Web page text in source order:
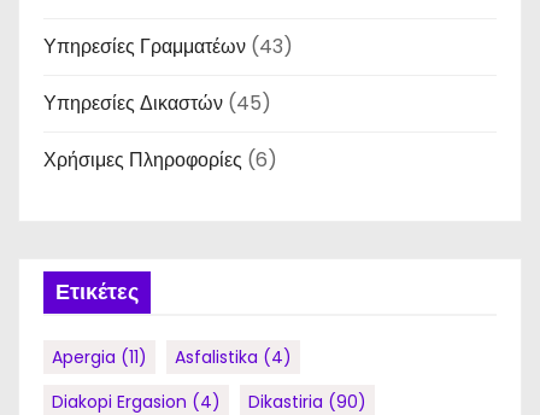
Υπηρεσίες Γραμματέων (43)
Υπηρεσίες Δικαστών (45)
Χρήσιμες Πληροφορίες (6)
Ετικέτες
Apergia (11) Asfalistika (4)
Diakopi Ergasion (4) Dikastiria (90)